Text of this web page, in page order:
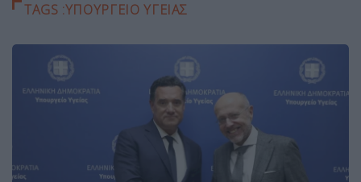
TAGS :ΥΠΟΥΡΓΕΊΟ ΥΓΕΊΑΣ